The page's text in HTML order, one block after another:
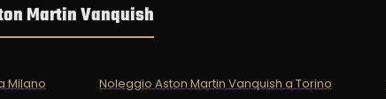
Martin Vanquish
Milano Noleggio Aston Martin Vanquish a Torino